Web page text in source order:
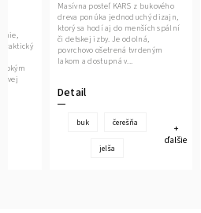
Detail
Masívna posteľ KARS z bukového
dreva ponúka jednoduchý dizajn,
ktorý sa hodí aj do menších spální
či detskej izby. Je odolná,
povrchovo ošetrená tvrdeným
lakom a dostupná v...
buk čerešňa
jelša
+
ďalšie